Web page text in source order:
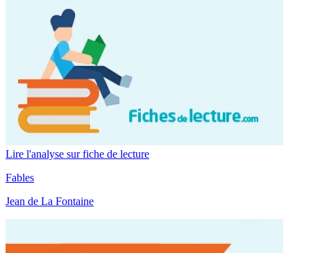
Lire l'analyse sur fiche de lecture
Fables
Jean de La Fontaine